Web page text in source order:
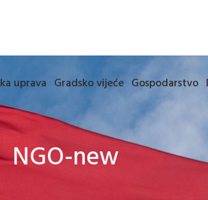
uprava Gradsko vijeće Gospodarstvo
NGO-new